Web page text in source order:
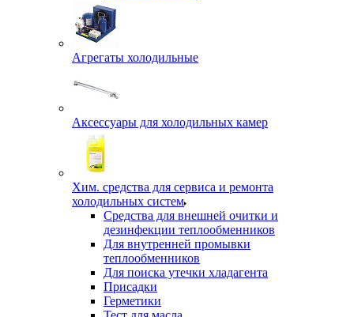
Агрегаты холодильные
Аксессуары для холодильных камер
Хим. средства для сервиса и ремонта
холодильных систем
Средства для внешней очитки и
дезинфекции теплообменников
Для внутренней промывки
теплообменников
Для поиска утечки хладагента
Присадки
Герметики